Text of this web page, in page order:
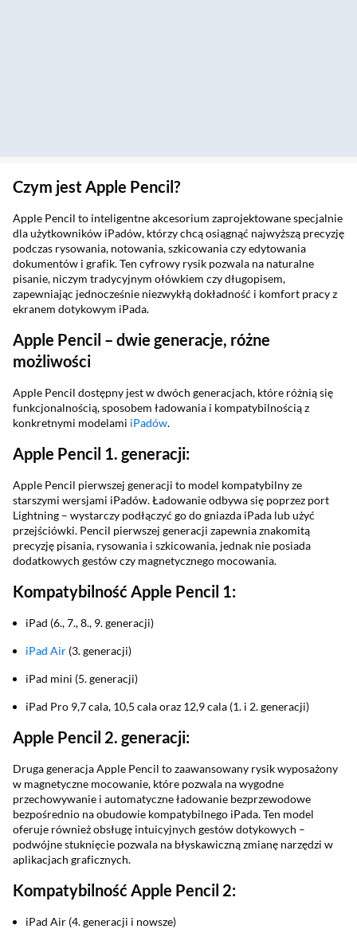
Czym jest Apple Pencil?
Apple Pencil to inteligentne akcesorium zaprojektowane specjalnie
dla użytkowników iPadów, którzy chcą osiągnąć najwyższą precyzję
podczas rysowania, notowania, szkicowania czy edytowania
dokumentów i grafik. Ten cyfrowy rysik pozwala na naturalne
pisanie, niczym tradycyjnym ołówkiem czy długopisem,
zapewniając jednocześnie niezwykłą dokładność i komfort pracy z
ekranem dotykowym iPada.
Apple Pencil – dwie generacje, różne
możliwości
Apple Pencil dostępny jest w dwóch generacjach, które różnią się
funkcjonalnością, sposobem ładowania i kompatybilnością z
konkretnymi modelami iPadów.
Apple Pencil 1. generacji:
Apple Pencil pierwszej generacji to model kompatybilny ze
starszymi wersjami iPadów. Ładowanie odbywa się poprzez port
Lightning – wystarczy podłączyć go do gniazda iPada lub użyć
przejściówki. Pencil pierwszej generacji zapewnia znakomitą
precyzję pisania, rysowania i szkicowania, jednak nie posiada
dodatkowych gestów czy magnetycznego mocowania.
Kompatybilność Apple Pencil 1:
iPad (6., 7., 8., 9. generacji)
iPad Air (3. generacji)
iPad mini (5. generacji)
iPad Pro 9,7 cala, 10,5 cala oraz 12,9 cala (1. i 2. generacji)
Apple Pencil 2. generacji:
Druga generacja Apple Pencil to zaawansowany rysik wyposażony
w magnetyczne mocowanie, które pozwala na wygodne
przechowywanie i automatyczne ładowanie bezprzewodowe
bezpośrednio na obudowie kompatybilnego iPada. Ten model
oferuje również obsługę intuicyjnych gestów dotykowych –
podwójne stuknięcie pozwala na błyskawiczną zmianę narzędzi w
aplikacjach graficznych.
Kompatybilność Apple Pencil 2:
iPad Air (4. generacji i nowsze)